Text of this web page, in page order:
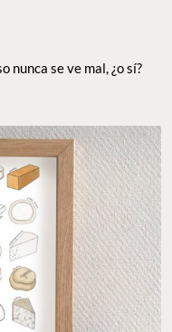
nunca se ve mal, ¿o sí?